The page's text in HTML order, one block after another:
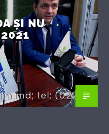
ȘI NU